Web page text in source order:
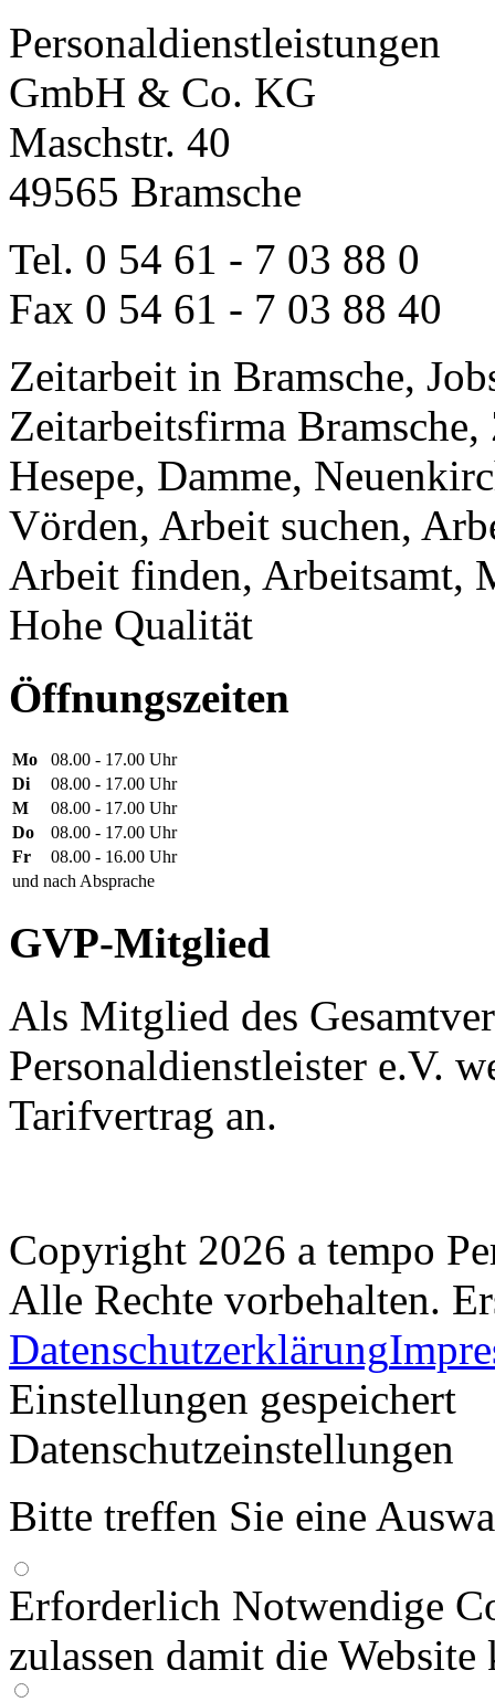
Personaldienstleistungen
GmbH & Co. KG
Maschstr. 40
49565 Bramsche
Tel. 0 54 61 - 7 03 88 0
Fax 0 54 61 - 7 03 88 40
Zeitarbeit in Bramsche,
Zeitarbeitsfirma
Hesepe, Damme,
Vörden, Arbeit suchen,
Arbeit finden, Arbeitsamt,
Hohe Qualität
Öffnungszeiten
Mo
08.00 - 17.00 Uhr
Di
08.00 - 17.00 Uhr
M
08.00 - 17.00 Uhr
Do
08.00 - 17.00 Uhr
Fr
08.00 - 16.00 Uhr
und nach Absprache
GVP-Mitglied
Als Mitglied des
Personaldienstleister e.V.
Tarifvertrag an.
Copyright 2026 a tempo
Alle Rechte vorbehalten.
Datenschutzerklärung
Einstellungen gespeichert
Datenschutzeinstellungen
Bitte treffen Sie eine
Erforderlich Notwendige
zulassen damit die